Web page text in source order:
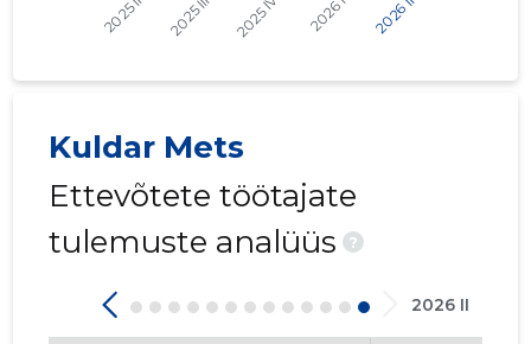
Kuldar Mets
Ettevõtete töötajate
tulemuste analüüs
?
2026 II